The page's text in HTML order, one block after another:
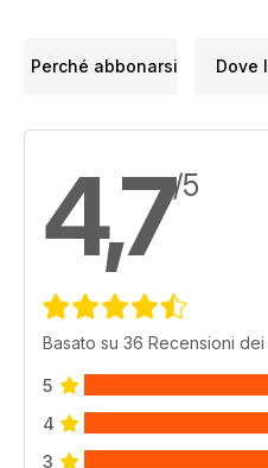
Perché abbonarsi Dove
4,7/5
Basato su 36 Recensioni dei
5
4
3